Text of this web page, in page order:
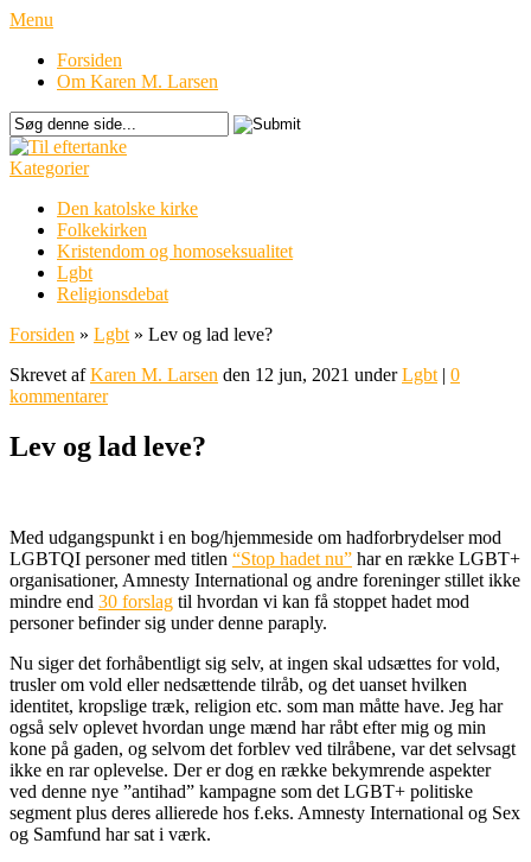
Menu
Forsiden
Om Karen M. Larsen
Kategorier
Den katolske kirke
Folkekirken
Kristendom og homoseksualitet
Lgbt
Religionsdebat
Forsiden » Lgbt » Lev og lad leve?
Skrevet afKaren M. Larsen den 12 jun, 2021 underLgbt | 0
kommentarer
Lev og lad leve?
Med udgangspunkt i en bog/hjemmeside om hadforbrydelser mod
LGBTQI personer med titlen “Stop hadet nu” har en række LGBT+
organisationer, Amnesty International og andre foreninger stillet ikke
mindre end 30 forslag til hvordan vi kan få stoppet hadet mod
personer befinder sig under denne paraply.
Nu siger det forhåbentligt sig selv, at ingen skal udsættes for vold,
trusler om vold eller nedsættende tilråb, og det uanset hvilken
identitet, kropslige træk, religion etc. som man måtte have. Jeg har
også selv oplevet hvordan unge mænd har råbt efter mig og min
kone på gaden, og selvom det forblev ved tilråbene, var det selvsagt
ikke en rar oplevelse. Der er dog en række bekymrende aspekter
ved denne nye ”antihad” kampagne som det LGBT+ politiske
segment plus deres allierede hos f.eks. Amnesty International og Sex
og Samfund har sat i værk.